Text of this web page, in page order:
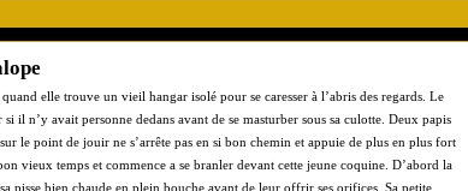
elle trouve un vieil hangar isolé pour se caresser à l’abris des regards. Le
il n’y avait personne dedans avant de se masturber sous sa culotte. Deux papis
le point de jouir ne s’arrête pas en si bon chemin et appuie de plus en plus fort
vieux temps et commence a se branler devant cette jeune coquine. D’abord la
pisse bien chaude en plein bouche avant de leur offrir ses orifices. Sa petite